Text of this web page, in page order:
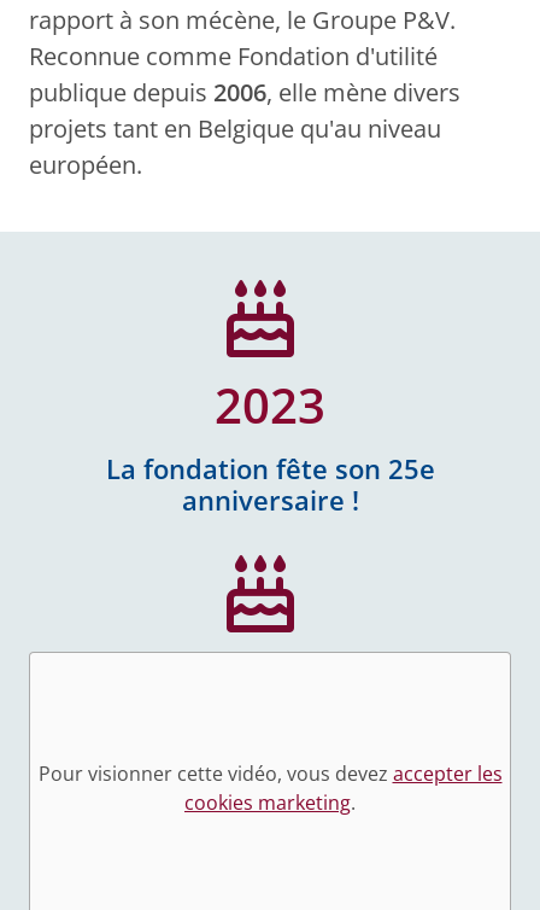
rapport à son mécène, le Groupe P&V.
Reconnue comme Fondation d'utilité
publique depuis 2006, elle mène divers
projets tant en Belgique qu'au niveau
européen.
2023
La fondation fête son 25e
anniversaire !
Pour visionner cette vidéo, vous devez accepter les
cookies marketing.